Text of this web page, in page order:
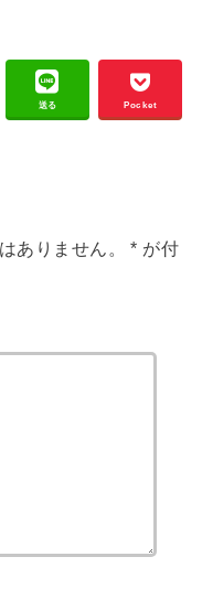
送る Pocket
ありません。 * が付